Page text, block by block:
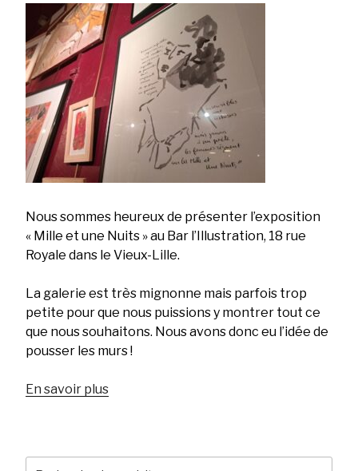
Nous sommes heureux de présenter l’exposition
« Mille et une Nuits » au Bar l’Illustration, 18 rue
Royale dans le Vieux-Lille.
La galerie est très mignonne mais parfois trop
petite pour que nous puissions y montrer tout ce
que nous souhaitons. Nous avons donc eu l’idée de
pousser les murs !
En savoir plus